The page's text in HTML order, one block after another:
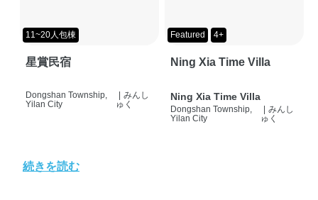
11~20人包棟
星賞民宿
Dongshan Township,
Yilan City
みんし
ゅく
Featured 4+
Ning Xia Time Villa
Ning Xia Time Villa
Dongshan Township,
Yilan City
みんし
ゅく
続きを読む